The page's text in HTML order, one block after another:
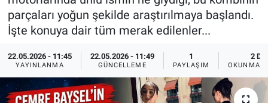
parçaları yoğun şekilde araştırılmaya başlandı.
İşte konuya dair tüm merak edilenler...
22.05.2026 - 11:45
YAYINLANMA
22.05.2026 - 11:49
GÜNCELLEME
1
PAYLAŞIM
2 DK
OKUNMA